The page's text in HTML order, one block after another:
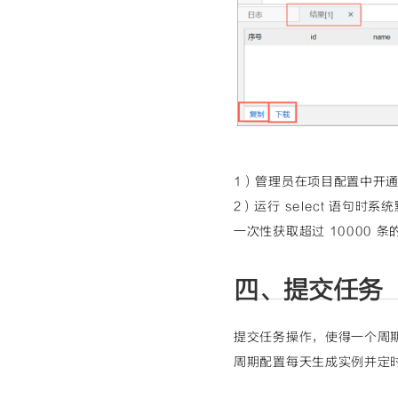
1）管理员在项目配置中开
2）运行 select 语句时系统
一次性获取超过 10000 条
四、提交任务
提交任务操作，使得一个周
周期配置每天生成实例并定